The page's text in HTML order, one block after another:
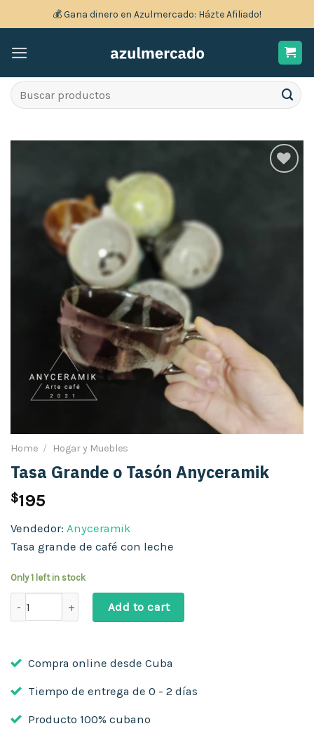
to
content
💰 Gana dinero en Azulmercado: Házte Afiliado!
Search
for:
Home / Hogar y Muebles
Tasa Grande o Tasón Anyceramik
$195
Vendedor: Anyceramik
Tasa grande de café con leche
Only 1 left in stock
Tasa Grande o Tasón Anyceramik quantity
Add to cart
Compra online desde Cuba
Tiempo de entrega de 0 - 2 días
Producto 100% cubano